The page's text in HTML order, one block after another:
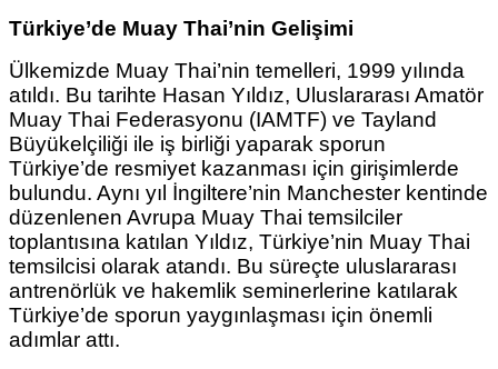
Türkiye’de Muay Thai’nin Gelişimi
Ülkemizde Muay Thai’nin temelleri, 1999 yılında
atıldı. Bu tarihte Hasan Yıldız, Uluslararası Amatör
Muay Thai Federasyonu (IAMTF) ve Tayland
Büyükelçiliği ile iş birliği yaparak sporun
Türkiye’de resmiyet kazanması için girişimlerde
bulundu. Aynı yıl İngiltere’nin Manchester kentinde
düzenlenen Avrupa Muay Thai temsilciler
toplantısına katılan Yıldız, Türkiye’nin Muay Thai
temsilcisi olarak atandı. Bu süreçte uluslararası
antrenörlük ve hakemlik seminerlerine katılarak
Türkiye’de sporun yaygınlaşması için önemli
adımlar attı.